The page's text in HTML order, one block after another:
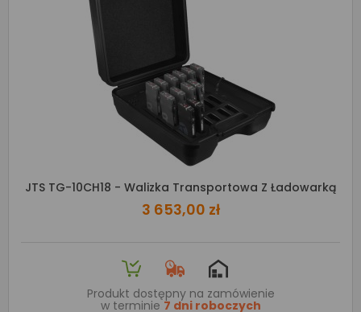
JTS TG-10CH18 - Walizka Transportowa Z Ładowarką
3 653,00 zł
Produkt dostępny na zamówienie
w terminie 7 dni roboczych